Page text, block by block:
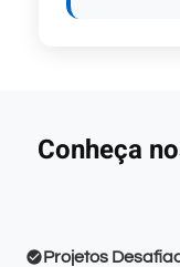
Conheça
Projetos